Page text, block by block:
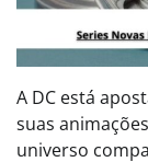
A DC está
suas
universo